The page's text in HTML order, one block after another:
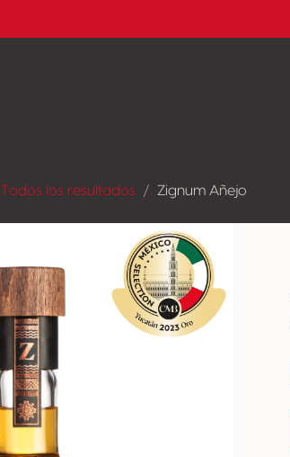
Todos los resultados Zignum Añejo